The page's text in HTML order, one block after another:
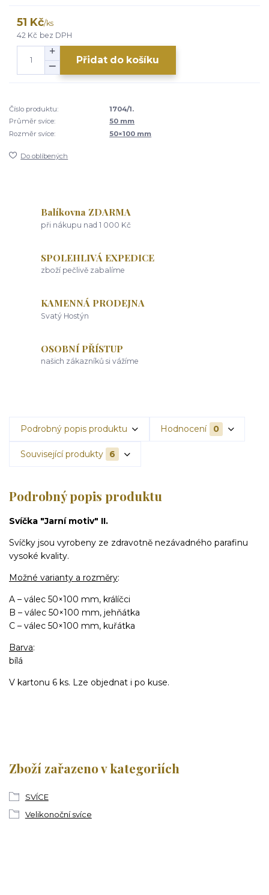
51 Kč/ks
42 Kč bez DPH
Přidat do košíku
Číslo produktu:
1704/1.
Průměr svíce:
50 mm
Rozměr svíce:
50×100 mm
Do oblíbených
Balíkovna ZDARMA
při nákupu nad 1 000 Kč
SPOLEHLIVÁ EXPEDICE
zboží pečlivě zabalíme
KAMENNÁ PRODEJNA
Svatý Hostýn
OSOBNÍ PŘÍSTUP
našich zákazníků si vážíme
Podrobný popis produktu Hodnocení 0
Související produkty 6
Podrobný popis produktu
Svíčka "Jarní motiv" II.
Svíčky jsou vyrobeny ze zdravotně nezávadného parafinu
vysoké kvality.
Možné varianty a rozměry:
A – válec 50×100 mm, králíčci
B – válec 50×100 mm, jehňátka
C – válec 50×100 mm, kuřátka
Barva:
bílá
V kartonu 6 ks. Lze objednat i po kuse.
Zboží zařazeno v kategoriích
SVÍCE
Velikonoční svíce